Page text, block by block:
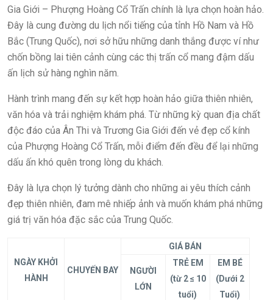
Gia Giới – Phượng Hoàng Cổ Trấn chính là lựa chọn hoàn hảo.
Đây là cung đường du lịch nổi tiếng của tỉnh Hồ Nam và Hồ
Bắc (Trung Quốc), nơi sở hữu những danh thắng được ví như
chốn bồng lai tiên cảnh cùng các thị trấn cổ mang đậm dấu
ấn lịch sử hàng nghìn năm.
Hành trình mang đến sự kết hợp hoàn hảo giữa thiên nhiên,
văn hóa và trải nghiệm khám phá. Từ những kỳ quan địa chất
độc đáo của Ân Thi và Trương Gia Giới đến vẻ đẹp cổ kính
của Phượng Hoàng Cổ Trấn, mỗi điểm đến đều để lại những
dấu ấn khó quên trong lòng du khách.
Đây là lựa chọn lý tưởng dành cho những ai yêu thích cảnh
đẹp thiên nhiên, đam mê nhiếp ảnh và muốn khám phá những
giá trị văn hóa đặc sắc của Trung Quốc.
NGÀY KHỞI
HÀNH
CHUYẾN BAY
GIÁ BÁN
NGƯỜI
LỚN
TRẺ EM
(từ 2 ≤ 10
tuổi)
EM BÉ
(Dưới 2
Tuổi)